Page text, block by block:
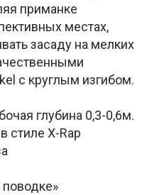
приманке
местах,
засаду на мелких
с круглым изгибом.
глубина 0,3-0,6м.
стиле X-Rap
поводке»